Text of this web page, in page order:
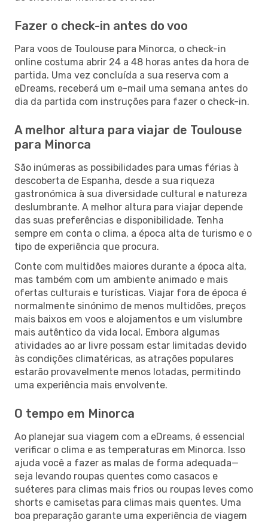
Fazer o check-in antes do voo
Para voos de Toulouse para Minorca, o check-in
online costuma abrir 24 a 48 horas antes da hora de
partida. Uma vez concluída a sua reserva com a
eDreams, receberá um e-mail uma semana antes do
dia da partida com instruções para fazer o check-in.
A melhor altura para viajar de Toulouse
para Minorca
São inúmeras as possibilidades para umas férias à
descoberta de Espanha, desde a sua riqueza
gastronómica à sua diversidade cultural e natureza
deslumbrante. A melhor altura para viajar depende
das suas preferências e disponibilidade. Tenha
sempre em conta o clima, a época alta de turismo e o
tipo de experiência que procura.
Conte com multidões maiores durante a época alta,
mas também com um ambiente animado e mais
ofertas culturais e turísticas. Viajar fora de época é
normalmente sinónimo de menos multidões, preços
mais baixos em voos e alojamentos e um vislumbre
mais autêntico da vida local. Embora algumas
atividades ao ar livre possam estar limitadas devido
às condições climatéricas, as atrações populares
estarão provavelmente menos lotadas, permitindo
uma experiência mais envolvente.
O tempo em Minorca
Ao planejar sua viagem com a eDreams, é essencial
verificar o clima e as temperaturas em Minorca. Isso
ajuda você a fazer as malas de forma adequada—
seja levando roupas quentes como casacos e
suéteres para climas mais frios ou roupas leves como
shorts e camisetas para climas mais quentes. Uma
boa preparação garante uma experiência de viagem